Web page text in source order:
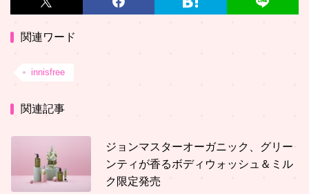
関連ワード
innisfree
関連記事
ジョンマスターオーガニック、グリー
ンティが香るボディウォッシュ＆ミル
ク限定発売